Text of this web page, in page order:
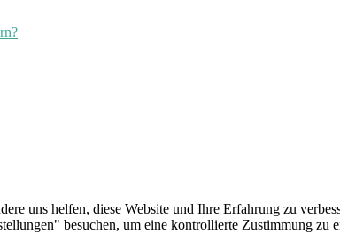
uns helfen, diese Website und Ihre Erfahrung zu
besuchen, um eine kontrollierte Zustimmung zu